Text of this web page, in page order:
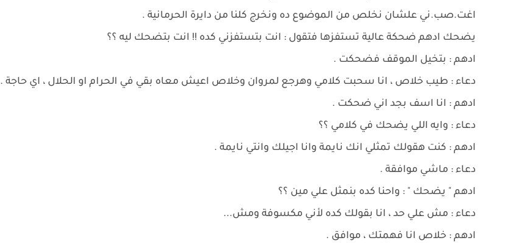
اغت.صب.ني علشان نخلص من الموضوع ده ونخرج كلنا من دايرة الحرمانية .
يضحك ادهم ضحكة عالية تستفزها فتقول : انت بتستفزني كده !! انت بتضحك ليه ؟؟
ادهم : بتخيل الموقف فضحكت .
دعاء : طيب خلاص ، انا سحبت كلامي وهرجع لمروان وخلاص اعيش معاه بقي في الحرام او الحلال ، اي حاجة .
ادهم : انا اسف بجد اني ضحكت .
دعاء : وايه اللي يضحك في كلامي ؟؟
ادهم : كنت هقولك تمثلي انك نايمة وانا اجيلك وانتي نايمة .
دعاء : ماشي موافقة .
ادهم " يضحك " : واحنا كده بنمثل علي مين ؟؟
دعاء : مش علي حد ، انا بقولك كده لأني مكسوفة ومش...
ادهم : خلاص انا فهمتك ، موافق .